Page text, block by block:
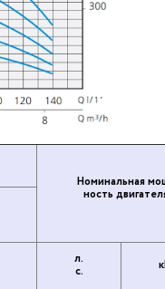
Но­ми­наль­ная
ность
л.
с.